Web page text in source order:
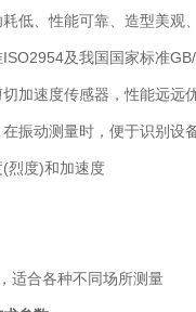
低、性能可靠、造型美观
及我国国家标准
加速度传感器，性能远远
振动测量时，便于识别设
烈度)和加速度
适合各种不同场所测量